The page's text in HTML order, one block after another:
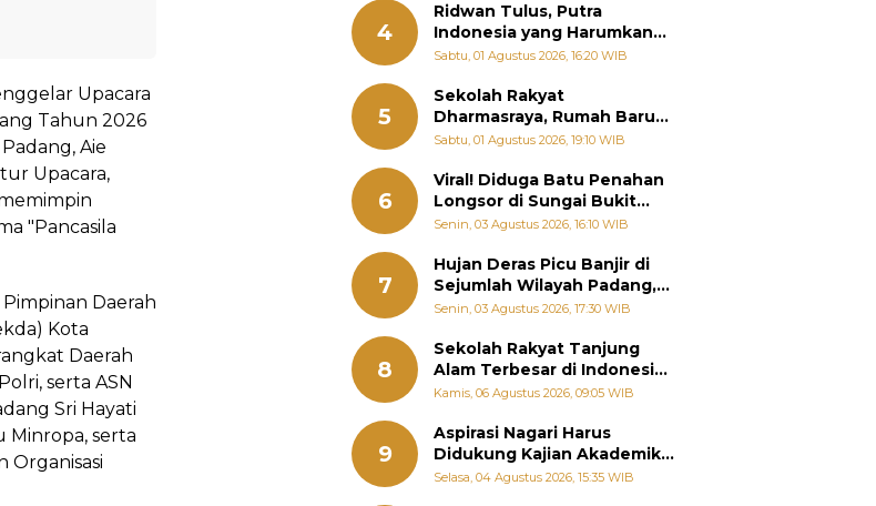
Upacara
Tahun 2026
Aie
Upacara,
"Pancasila
Daerah
Kota
Daerah
serta ASN
Sri Hayati
Minropa, serta
Organisasi
4
Ridwan Tulus, Putra
Indonesia yang Harumkan
Nama Bangsa hingga
Jepang
Sabtu, 01 Agustus 2026, 16:20 WIB
5
Sekolah Rakyat
Dharmasraya, Rumah Baru
268 Anak Menggapai Mimpi
Kemiskinan
Sabtu, 01 Agustus 2026, 19:10 WIB
6
Viral! Diduga Batu Penahan
Longsor di Sungai Bukit
Nago Padang Diambil, Warga
Senin, 03 Agustus 2026, 16:10 WIB
7
Hujan Deras Picu Banjir di
Sejumlah Wilayah Padang,
Fadly Amran Perintahkan
Senin, 03 Agustus 2026, 17:30 WIB
8
Sekolah Rakyat Tanjung
Alam Terbesar di Indonesia,
Groundbreaking September
Kamis, 06 Agustus 2026, 09:05 WIB
9
Aspirasi Nagari Harus
Didukung Kajian Akademik,
Zigo Rolanda: Agar Mudah
Selasa, 04 Agustus 2026, 15:35 WIB